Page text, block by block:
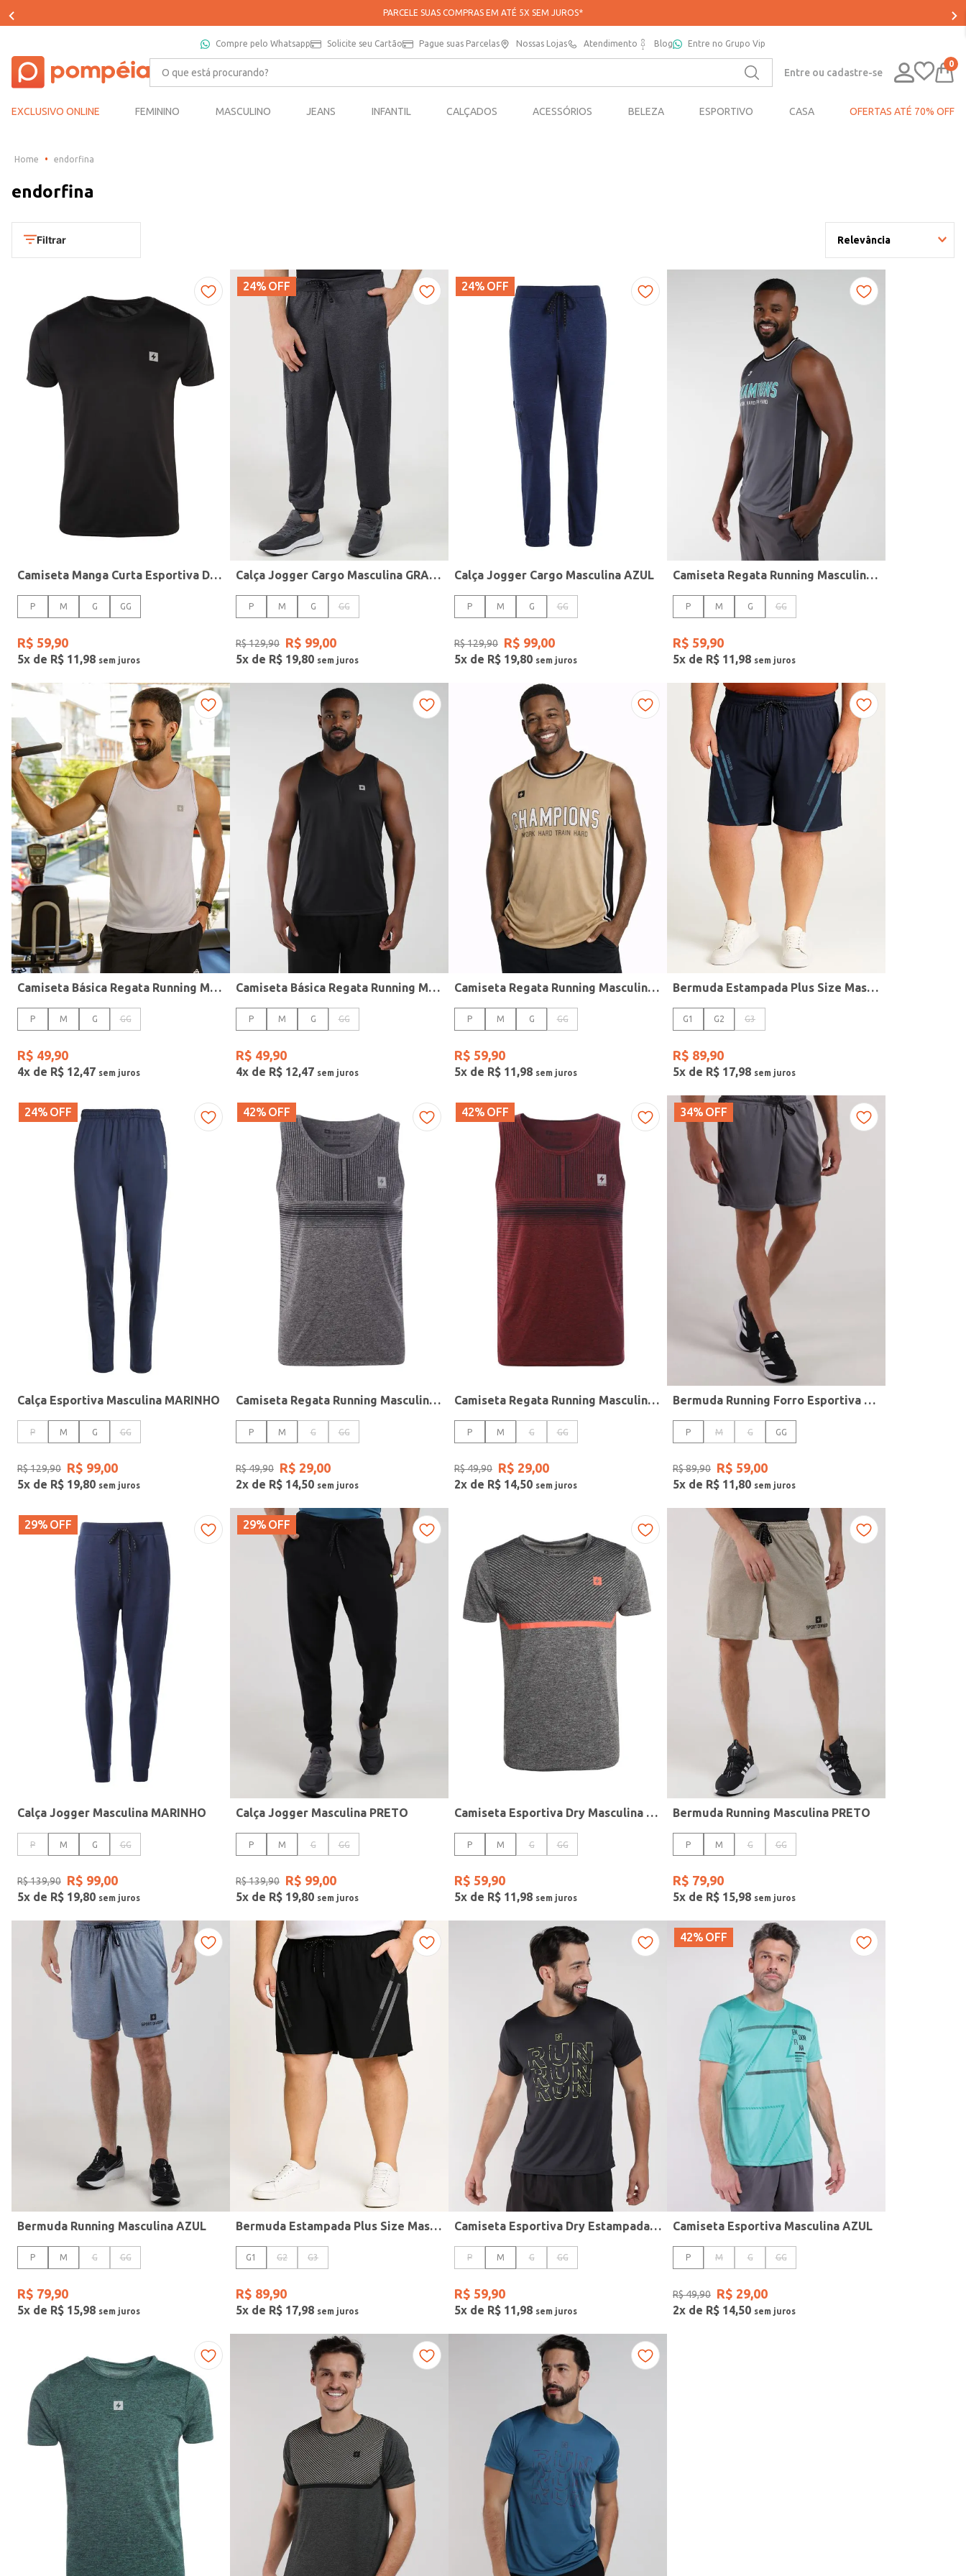
PARCELE SUAS COMPRAS EM ATÉ 5X SEM JUROS*
Compre pelo Whatsapp Solicite seu Cartão Pague suas Parcelas Nossas Lojas Atendimento Blog Entre no Grupo Vip
O que está procurando?
Entre ou cadastre-se
0
EXCLUSIVO ONLINE FEMININO MASCULINO JEANS INFANTIL CALÇADOS ACESSÓRIOS BELEZA ESPORTIVO CASA OFERTAS ATÉ 70% OFF
endorfina​
endorfina​
Filtrar Relevância
Masculino
TAMANHO
M
G
GG
G1
Marca
Categoria
Cores
Camiseta Manga Curta Esportiva Dry Masculina PRETO
P M G GG
R$ 59,90
5x de R$ 11,98
24% OFF
Calça Jogger Cargo Masculina GRAFITE
P M G GG
R$129,90 R$ 99,00
5x de R$ 19,80
24% OFF
Calça Jogger Cargo Masculina AZUL
P M G GG
R$129,90 R$ 99,00
5x de R$ 19,80
Camiseta Regata Running Masculina GRAFITE
P M G GG
R$ 59,90
5x de R$ 11,98
Camiseta Básica Regata Running Masculina BRANCO
P M G GG
R$ 49,90
4x de R$ 12,47
Camiseta Básica Regata Running Masculina PRETO
P M G GG
R$ 49,90
4x de R$ 12,47
Camiseta Regata Running Masculina CAQUI
P M G GG
R$ 59,90
5x de R$ 11,98
Bermuda Estampada Plus Size Masculina MARINHO
G1 G2 G3
R$ 89,90
5x de R$ 17,98
24% OFF
Calça Esportiva Masculina MARINHO
P M G GG
R$129,90 R$ 99,00
5x de R$ 19,80
42% OFF
Camiseta Regata Running Masculina CINZA
P M G GG
R$49,90 R$ 29,00
2x de R$ 14,50
42% OFF
Camiseta Regata Running Masculina VERMELHO
P M G GG
R$49,90 R$ 29,00
2x de R$ 14,50
34% OFF
Bermuda Running Forro Esportiva Masculina CHUMBO
P M G GG
R$89,90 R$ 59,00
5x de R$ 11,80
29% OFF
Calça Jogger Masculina MARINHO
P M G GG
R$139,90 R$ 99,00
5x de R$ 19,80
29% OFF
Calça Jogger Masculina PRETO
P M G GG
R$139,90 R$ 99,00
5x de R$ 19,80
Camiseta Esportiva Dry Masculina MESCLA
P M G GG
R$ 59,90
5x de R$ 11 ,98
Bermuda Running Masculina PRETO
P M G GG
R$ 79,90
5x de R$ 15,98
Bermuda Running Masculina AZUL
P M G GG
R$ 79,90
5x de R$ 15,98
Bermuda Estampada Plus Size Masculina PRETO
G1 G2 G3
R$ 89,90
5x de R$ 17,98
Camiseta Esportiva Dry Estampada Masculina PRETO
P M G GG
R$ 59,90
5x de R$ 11,98
42% OFF
Camiseta Esportiva Masculina AZUL
P M G GG
R$49,90 R$ 29,00
2x de R$ 14,50